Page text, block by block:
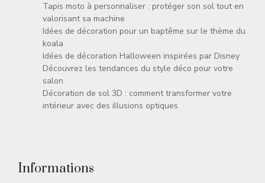
Tapis moto à personnaliser : protéger son sol tout en
valorisant sa machine
Idées de décoration pour un baptême sur le thème du
koala
Idées de décoration Halloween inspirées par Disney
Découvrez les tendances du style déco pour votre
salon
Décoration de sol 3D : comment transformer votre
intérieur avec des illusions optiques
Informations